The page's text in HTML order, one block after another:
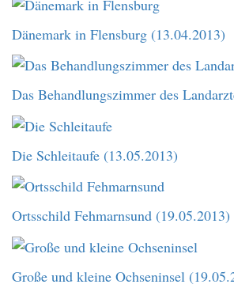
Dänemark in Flensburg (13.04.2013)
Das Behandlungszimmer des
Die Schleitaufe (13.05.2013)
Ortsschild Fehmarnsund (19.05.2013)
Große und kleine Ochseninsel